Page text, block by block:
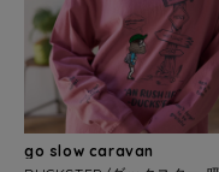
go slow caravan